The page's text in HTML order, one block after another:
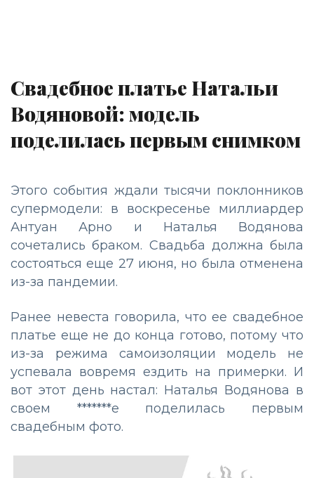
Свадебное платье Натальи
Водяновой: модель
поделилась первым снимком
Этого события ждали тысячи поклонников
супермодели: в воскресенье миллиардер
Антуан Арно и Наталья Водянова
сочетались браком. Свадьба должна была
состояться еще 27 июня, но была отменена
из-за пандемии.
Ранее невеста говорила, что ее свадебное
платье еще не до конца готово, потому что
из-за режима самоизоляции модель не
успевала вовремя ездить на примерки. И
вот этот день настал: Наталья Водянова в
своем *******е поделилась первым
свадебным фото.